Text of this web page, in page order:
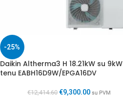
-25%
Daikin Altherma3 H 18.21kW su 9kW
tenu EABH16D9W/EPGA16DV
€12,414.60 €9,300.00 su PVM